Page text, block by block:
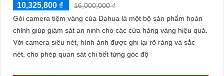
10,325,800 ₫
16,000,000 ₫
Gói camera tiệm vàng của Dahua là một bộ sản phẩm hoàn
chỉnh giúp giám sát an ninh cho các cửa hàng vàng hiệu quả.
Với camera siêu nét, hình ảnh được ghi lại rõ ràng và sắc
nét, cho phép quan sát chi tiết từng góc độ